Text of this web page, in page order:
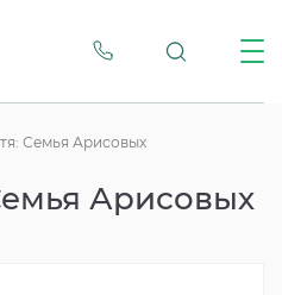
Семья Арисовых
Арисовых